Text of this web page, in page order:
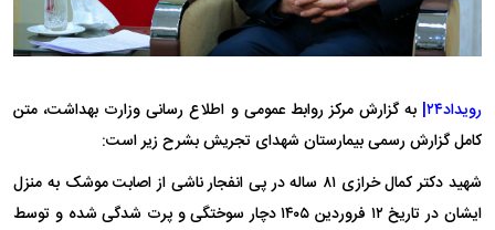
رویداد۲۴|
به گزارش مرکز روابط عمومی و اطلاع رسانی وزارت بهداشت، متن
کامل گزارش رسمی بیمارستان شهدای تجریش بشرح زیر است:
شهید دکتر کمال خرازی ۸۱ ساله در پی انفجار ناشی از اصابت موشک به منزل
ایشان در تاریخ ۱۲ فروردین ۱۴۰۵ دچار سوختگی و پرت شدگی شده و توسط